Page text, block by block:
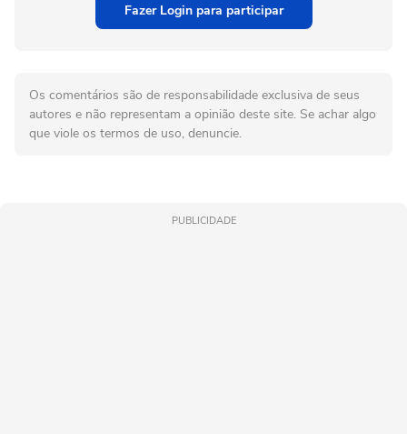
Fazer Login para participar
Os comentários são de responsabilidade exclusiva de seus
autores e não representam a opinião deste site. Se achar algo
que viole os termos de uso, denuncie.
PUBLICIDADE